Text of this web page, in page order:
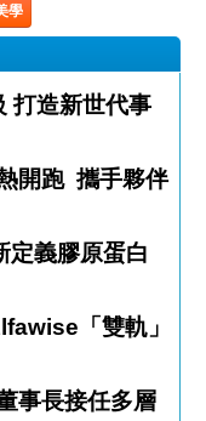
學
手夥伴
事長接任多層